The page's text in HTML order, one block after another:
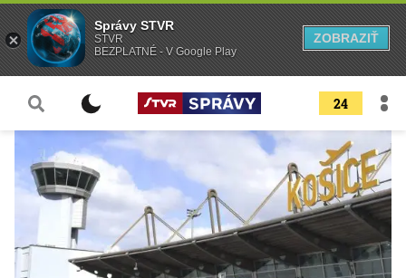
24
Správy STVR
STVR
BEZPLATNÉ - V Google Play
ZOBRAZIŤ